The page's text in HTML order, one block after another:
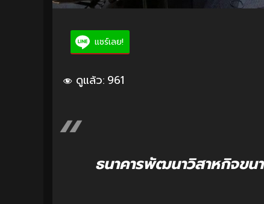
แชร์เลย!
ดูแล้ว: 961
ธนาคารพัฒนาวิสาหกิจขน